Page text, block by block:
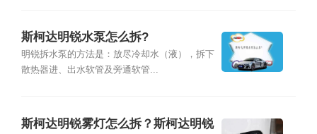
斯柯达明锐水泵怎么拆?
明锐拆水泵的方法是：放尽冷却水（液），拆下
散热器进、出水软管及旁通软管...
斯柯达明锐雾灯怎么拆？斯柯达明锐